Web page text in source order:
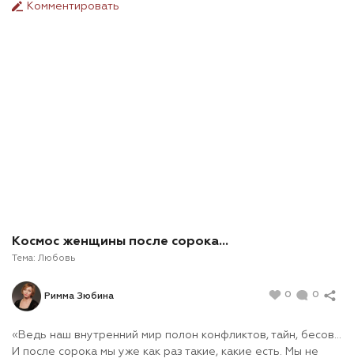
Комментировать
Космос женщины после сорока…
Тема: Любовь
Римма Зюбина 0 0
«Ведь наш внутренний мир полон конфликтов, тайн, бесов…
И после сорока мы уже как раз такие, какие есть. Мы не